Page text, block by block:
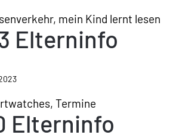
mein Kind lernt lesen
Elterninfo
Termine
Elterninfo